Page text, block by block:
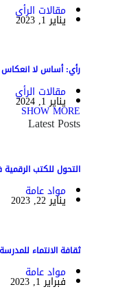
مقالات الرأي
يناير 1, 2023
رأي: أساس لا انعكاس
مقالات الرأي
يناير 1, 2024
SHOW MORE
Latest Posts
التحول للكتب
مواد عامة
يناير 22, 2023
ثقافة الانتماء
مواد عامة
فبراير 1, 2023